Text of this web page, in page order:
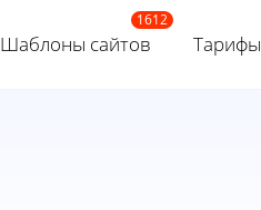
Шаблоны сайтов Тарифы